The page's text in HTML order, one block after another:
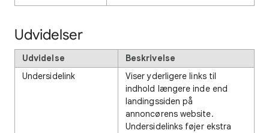
Udvidelser
Udvidelse
Beskrivelse
Undersidelink
Viser yderligere links til
indhold længere inde end
landingssiden på
annoncørens website.
Undersidelinks føjer ekstra